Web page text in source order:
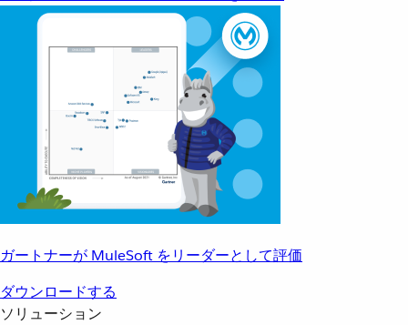
ガートナーが MuleSoft をリーダーとして評価
ダウンロードする
ソリューション